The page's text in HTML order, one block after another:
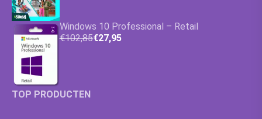
Windows 10 Professional – Retail
€102,85€27,95
TOP PRODUCTEN